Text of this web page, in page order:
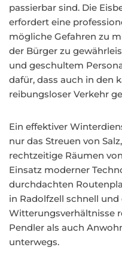
passierbar sind. Die
erfordert eine
mögliche Gefahren zu
der Bürger zu
und geschultem
dafür, dass auch in den
reibungsloser Verkehr
Ein effektiver
nur das Streuen von
rechtzeitige Räumen
Einsatz moderner
durchdachten
in Radolfzell schnell
Witterungsverhältnisse
Pendler als auch
unterwegs.